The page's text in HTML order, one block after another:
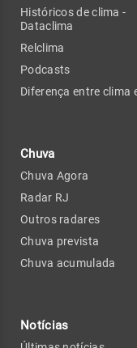
Históricos de clima -
Dataclima
Relclima
Podcasts
Diferença entre clima
Chuva
Chuva Agora
Radar RJ
Outros radares
Chuva prevista
Chuva acumulada
Notícias